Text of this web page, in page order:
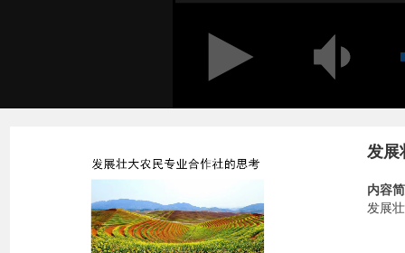
发展
内容
发展